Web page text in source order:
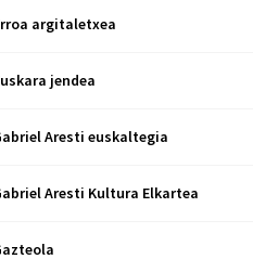
argitaletxea
jendea
Aresti euskaltegia
Aresti Kultura Elkartea